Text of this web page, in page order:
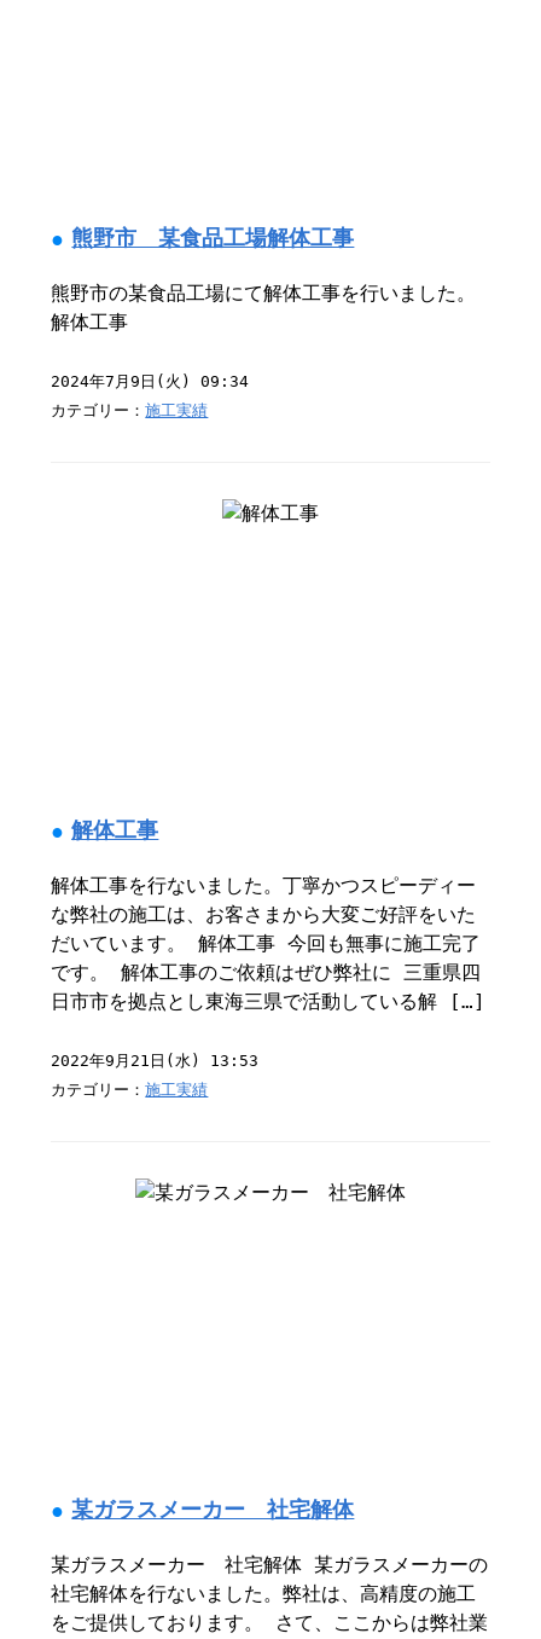
熊野市 某食品工場解体工事
熊野市の某食品工場にて解体工事を行いました。
解体工事
2024年7月9日(火) 09:34
カテゴリー：施工実績
解体工事
解体工事を行ないました。丁寧かつスピーディー
な弊社の施工は、お客さまから大変ご好評をいた
だいています。 解体工事 今回も無事に施工完了
です。 解体工事のご依頼はぜひ弊社に 三重県四
日市市を拠点とし東海三県で活動している解 […]
2022年9月21日(水) 13:53
カテゴリー：施工実績
某ガラスメーカー 社宅解体
某ガラスメーカー 社宅解体 某ガラスメーカーの
社宅解体を行ないました。弊社は、高精度の施工
をご提供しております。 さて、ここからは弊社業